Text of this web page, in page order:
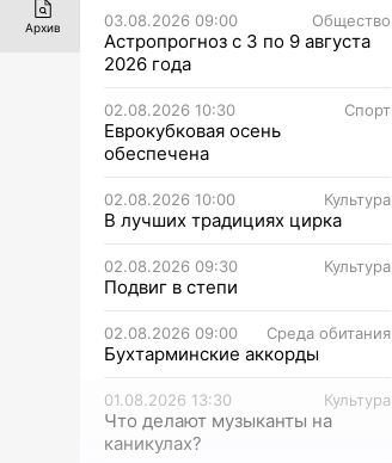
03.08.2026 09:00 Общество
Астропрогноз с 3 по 9 августа
2026 года
02.08.2026 10:30 Спорт
Еврокубковая осень
обеспечена
02.08.2026 10:00 Культура
В лучших традициях цирка
02.08.2026 09:30 Культура
Подвиг в степи
02.08.2026 09:00 Среда обитания
Бухтарминские аккорды
01.08.2026 13:30 Культура
Что делают музыканты на
каникулах?
Архив